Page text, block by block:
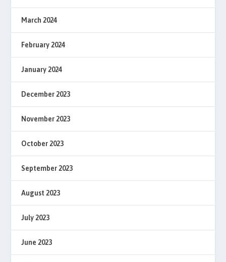
March 2024
February 2024
January 2024
December 2023
November 2023
October 2023
September 2023
August 2023
July 2023
June 2023